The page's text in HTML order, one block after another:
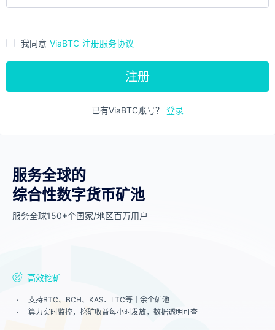
服务全球的
综合性数字货币矿池
服务全球150+个国家/地区百万用户
高效挖矿
支持BTC、BCH、KAS、LTC等十余个矿池
算力实时监控，挖矿收益每小时发放，数据透明可查
我同意 ViaBTC 注册服务协议
注册
已有ViaBTC账号？ 登录